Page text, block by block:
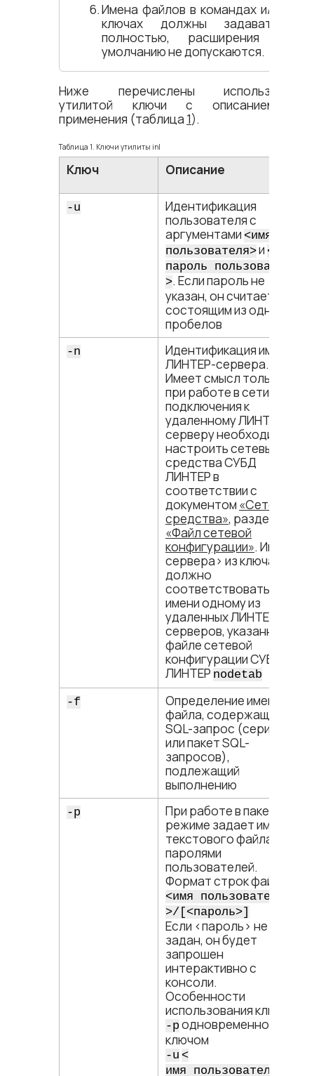
Имена файлов в командах и/или
ключах должны задаваться
полностью, расширения по
умолчанию не допускаются.
Ниже перечислены используемые
утилитой ключи с описанием их
применения (таблица 1).
Таблица 1. Ключи утилиты inl
Ключ Описание
-u
Идентификация
пользователя с
аргументами <​имя
пользователя​>и <​
пароль пользователя​
>. Если пароль не
указан, он считается
состоящим из одних
пробелов
-n
Идентификация имени
ЛИНТЕР-сервера.
Имеет смысл только
при работе в сети. Для
подключения к
удаленному ЛИНТЕР-
серверу необходимо
настроить сетевые
средства СУБД
ЛИНТЕР в
соответствии с
документом «Сетевые
средства», раздел
«Файл сетевой
конфигурации». Имя <​
сервера​> из ключа
должно
соответствовать
имени одному из
удаленных ЛИНТЕР-
серверов, указанных в
файле сетевой
конфигурации СУБД
ЛИНТЕР nodetab
-f
Определение имени
файла, содержащего
SQL-запрос (серию
или пакет SQL-
запросов),
подлежащий
выполнению
-p
При работе в пакетном
режиме задает имя
текстового файла с
паролями
пользователей.
Формат строк файла:
<​имя пользователя​
>/[<​пароль​>]
Если <​пароль​> не
задан, он будет
запрошен
интерактивно с
консоли.
Особенности
использования ключа
-p одновременно с
ключом
-u <​
имя пользователя​>